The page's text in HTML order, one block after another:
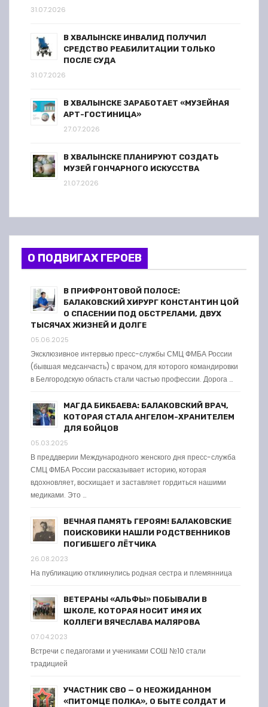
31.07.2026
В ХВАЛЫНСКЕ ИНВАЛИД ПОЛУЧИЛ
СРЕДСТВО РЕАБИЛИТАЦИИ ТОЛЬКО
ПОСЛЕ СУДА
31.07.2026
В ХВАЛЫНСКЕ ЗАРАБОТАЕТ «МУЗЕЙНАЯ
АРТ-ГОСТИНИЦА»
27.07.2026
В ХВАЛЫНСКЕ ПЛАНИРУЮТ СОЗДАТЬ
МУЗЕЙ ГОНЧАРНОГО ИСКУССТВА
21.07.2026
О ПОДВИГАХ ГЕРОЕВ
В ПРИФРОНТОВОЙ ПОЛОСЕ:
БАЛАКОВСКИЙ ХИРУРГ КОНСТАНТИН ЦОЙ
О СПАСЕНИИ ПОД ОБСТРЕЛАМИ, ДВУХ
ТЫСЯЧАХ ЖИЗНЕЙ И ДОЛГЕ
05.06.2025
Эксклюзивное интервью пресс-службы СМЦ ФМБА России
(бывшая медсанчасть) с врачом, для которого командировки
в Белгородскую область стали частью профессии. Дорога …
МАГДА БИКБАЕВА: БАЛАКОВСКИЙ ВРАЧ,
КОТОРАЯ СТАЛА АНГЕЛОМ-ХРАНИТЕЛЕМ
ДЛЯ БОЙЦОВ
05.03.2025
В преддверии Международного женского дня пресс-служба
СМЦ ФМБА России рассказывает историю, которая
вдохновляет, восхищает и заставляет гордиться нашими
медиками. Это …
ВЕЧНАЯ ПАМЯТЬ ГЕРОЯМ! БАЛАКОВСКИЕ
ПОИСКОВИКИ НАШЛИ РОДСТВЕННИКОВ
ПОГИБШЕГО ЛЁТЧИКА
26.08.2023
На публикацию откликнулись родная сестра и племянница
ВЕТЕРАНЫ «АЛЬФЫ» ПОБЫВАЛИ В
ШКОЛЕ, КОТОРАЯ НОСИТ ИМЯ ИХ
КОЛЛЕГИ ВЯЧЕСЛАВА МАЛЯРОВА
07.04.2023
Встречи с педагогами и учениками СОШ №10 стали
традицией
УЧАСТНИК СВО — О НЕОЖИДАННОМ
«ПИТОМЦЕ ПОЛКА», О БЫТЕ СОЛДАТ И